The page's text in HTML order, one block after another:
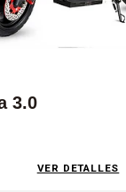
3.0
VER DETALLES